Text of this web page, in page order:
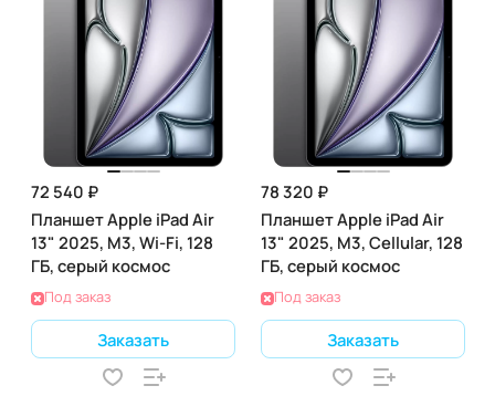
72 540 ₽
Планшет Apple iPad Air
13" 2025, M3, Wi-Fi, 128
ГБ, серый космос
Под заказ
Заказать
78 320 ₽
Планшет Apple iPad Air
13" 2025, M3, Cellular, 128
ГБ, серый космос
Под заказ
Заказать